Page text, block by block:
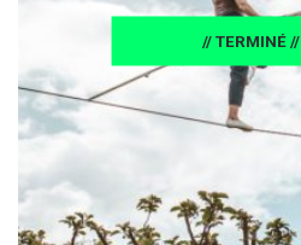
// TERMINÉ //